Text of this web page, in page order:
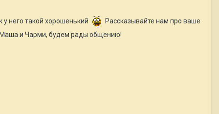
него такой хорошенький
Рассказывайте нам про ваше
и Чарми, будем рады общению!